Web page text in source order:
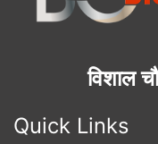
विशाल
Quick Links